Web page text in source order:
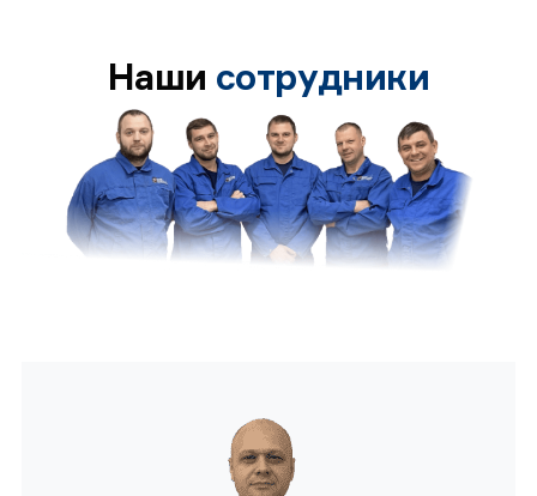
Наши сотрудники